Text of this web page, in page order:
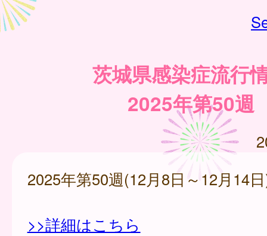
茨城県感染症流行
2025年第50週
2025年第50週(12月8日～12月14
>>詳細はこちら